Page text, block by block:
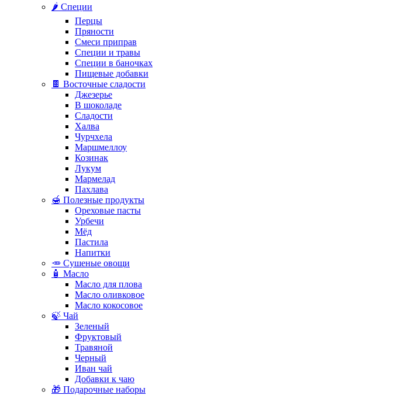
🌶️ Специи
Перцы
Пряности
Смеси приправ
Специи и травы
Специи в баночках
Пищевые добавки
🍫 Восточные сладости
Джезерье
В шоколаде
Сладости
Халва
Чурчхела
Маршмеллоу
Козинак
Лукум
Мармелад
Пахлава
🍯 Полезные продукты
Ореховые пасты
Урбечи
Мёд
Пастила
Напитки
🥕 Сушеные овощи
🧴 Масло
Масло для плова
Масло оливковое
Масло кокосовое
🍃 Чай
Зеленый
Фруктовый
Травяной
Черный
Иван чай
Добавки к чаю
🎁 Подарочные наборы